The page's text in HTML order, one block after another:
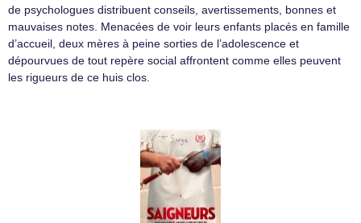
de psychologues distribuent conseils, avertissements, bonnes et
mauvaises notes. Menacées de voir leurs enfants placés en famille
d’accueil, deux mères à peine sorties de l’adolescence et
dépourvues de tout repère social affrontent comme elles peuvent
les rigueurs de ce huis clos.